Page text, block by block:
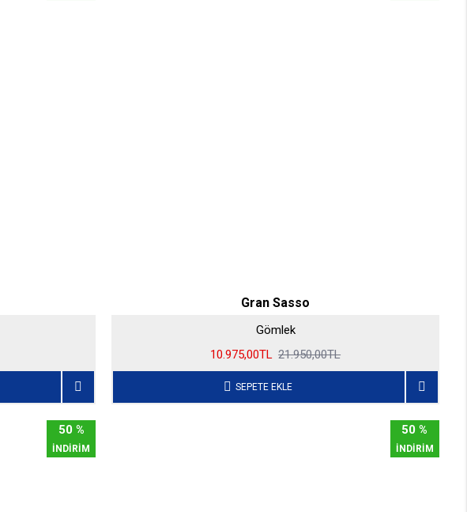
Gran Sasso
Gömlek
10.975,00TL 21.950,00TL
SEPETE EKLE
İNDİRİM
50 %
İNDİRİM
50 %